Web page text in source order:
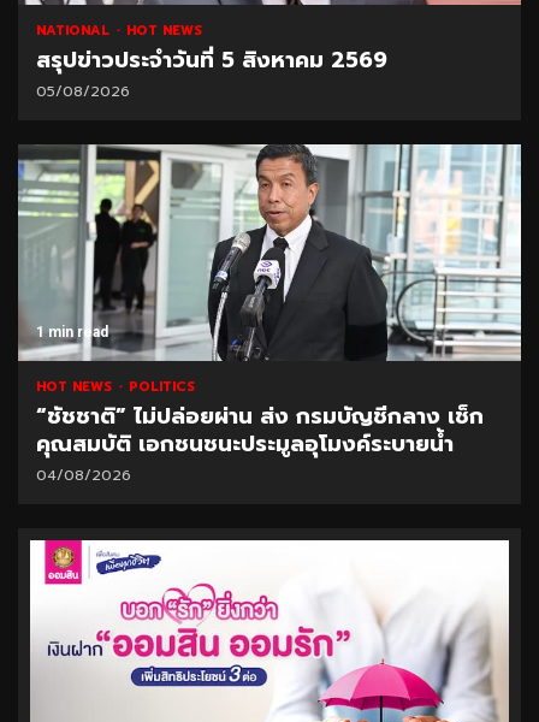
NATIONAL HOT NEWS
สรุปข่าวประจำวันที่ 5 สิงหาคม 2569
05/08/2026
1 min read
HOT NEWS POLITICS
“ชัชชาติ” ไม่ปล่อยผ่าน ส่ง กรมบัญชีกลาง เช็ก
คุณสมบัติ เอกชนชนะประมูลอุโมงค์ระบายน้ำ
04/08/2026